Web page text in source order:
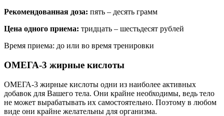
Рекомендованная доза: пять – десять грамм
Цена одного приема: тридцать – шестьдесят рублей
Время приема: до или во время тренировки
ОМЕГА-3 жирные кислоты
ОМЕГА-3 жирные кислоты одни из наиболее активных
добавок для Вашего тела. Они крайне необходимы, ведь тело
не может вырабатывать их самостоятельно. Поэтому в любом
виде они крайне желательны для организма.